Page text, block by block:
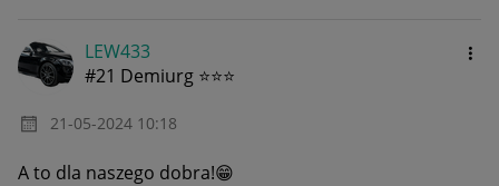
LEW433
#21 Demiurg ⭐⭐⭐
‎21-05-2024 10:18
A to dla naszego dobra!😁